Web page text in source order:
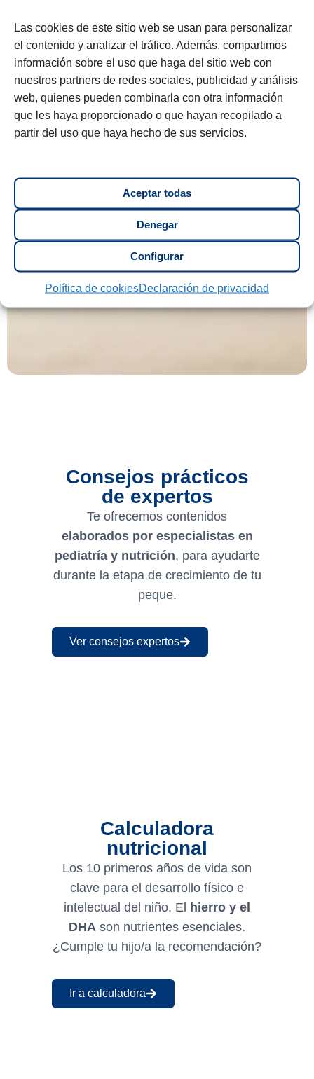
Las cookies de este sitio web se usan para personalizar
el contenido y analizar el tráfico. Además, compartimos
información sobre el uso que haga del sitio web con
nuestros partners de redes sociales, publicidad y análisis
web, quienes pueden combinarla con otra información
que les haya proporcionado o que hayan recopilado a
partir del uso que haya hecho de sus servicios.
Aceptar todas
Denegar
Configurar
Política de cookiesDeclaración de privacidad
Puleva MAX
Leche de crecimiento y desarrollo
adaptada lista para tomar a partir de
3 años
QUIERO MI DESCUENTO
Consejos prácticos
de expertos
Te ofrecemos contenidos
elaborados por especialistas en
pediatría y nutrición, para ayudarte
durante la etapa de crecimiento de tu
peque.
Ver consejos expertos
Calculadora
nutricional
Los 10 primeros años de vida son
clave para el desarrollo físico e
intelectual del niño. El hierro y el
DHA son nutrientes esenciales.
¿Cumple tu hijo/a la recomendación?
Ir a calculadora